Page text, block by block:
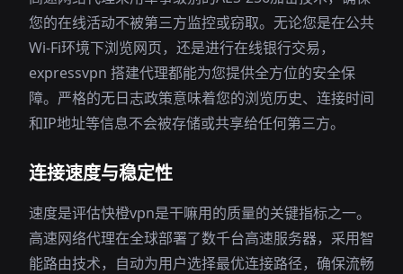
您的在线活动不被第三方监控或窃取。无论您是在公共
Wi-Fi环境下浏览网页，还是进行在线银行交易，
expressvpn 搭建代理都能为您提供全方位的安全保
障。严格的无日志政策意味着您的浏览历史、连接时间
和IP地址等信息不会被存储或共享给任何第三方。
连接速度与稳定性
速度是评估快橙vpn是干嘛用的质量的关键指标之一。
高速网络代理在全球部署了数千台高速服务器，采用智
能路由技术，自动为用户选择最优连接路径，确保流畅